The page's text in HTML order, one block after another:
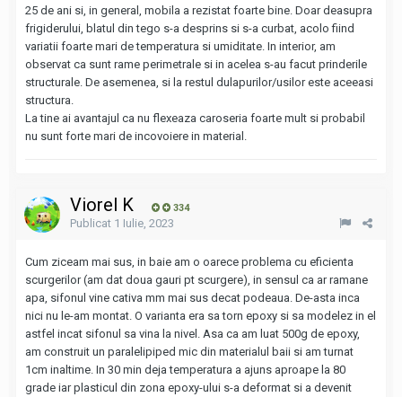
25 de ani si, in general, mobila a rezistat foarte bine. Doar deasupra
frigiderului, blatul din tego s-a desprins si s-a curbat, acolo fiind
variatii foarte mari de temperatura si umiditate. In interior, am
observat ca sunt rame perimetrale si in acelea s-au facut prinderile
structurale. De asemenea, si la restul dulapurilor/usilor este aceeasi
structura.
La tine ai avantajul ca nu flexeaza caroseria foarte mult si probabil
nu sunt forte mari de incovoiere in material.
Viorel K 334
Publicat 1 Iulie, 2023
Cum ziceam mai sus, in baie am o oarece problema cu eficienta
scurgerilor (am dat doua gauri pt scurgere), in sensul ca ar ramane
apa, sifonul vine cativa mm mai sus decat podeaua. De-asta inca
nici nu le-am montat. O varianta era sa torn epoxy si sa modelez in el
astfel incat sifonul sa vina la nivel. Asa ca am luat 500g de epoxy,
am construit un paralelipiped mic din materialul baii si am turnat
1cm inaltime. In 30 min deja temperatura a ajuns aproape la 80
grade iar plasticul din zona epoxy-ului s-a deformat si a devenit